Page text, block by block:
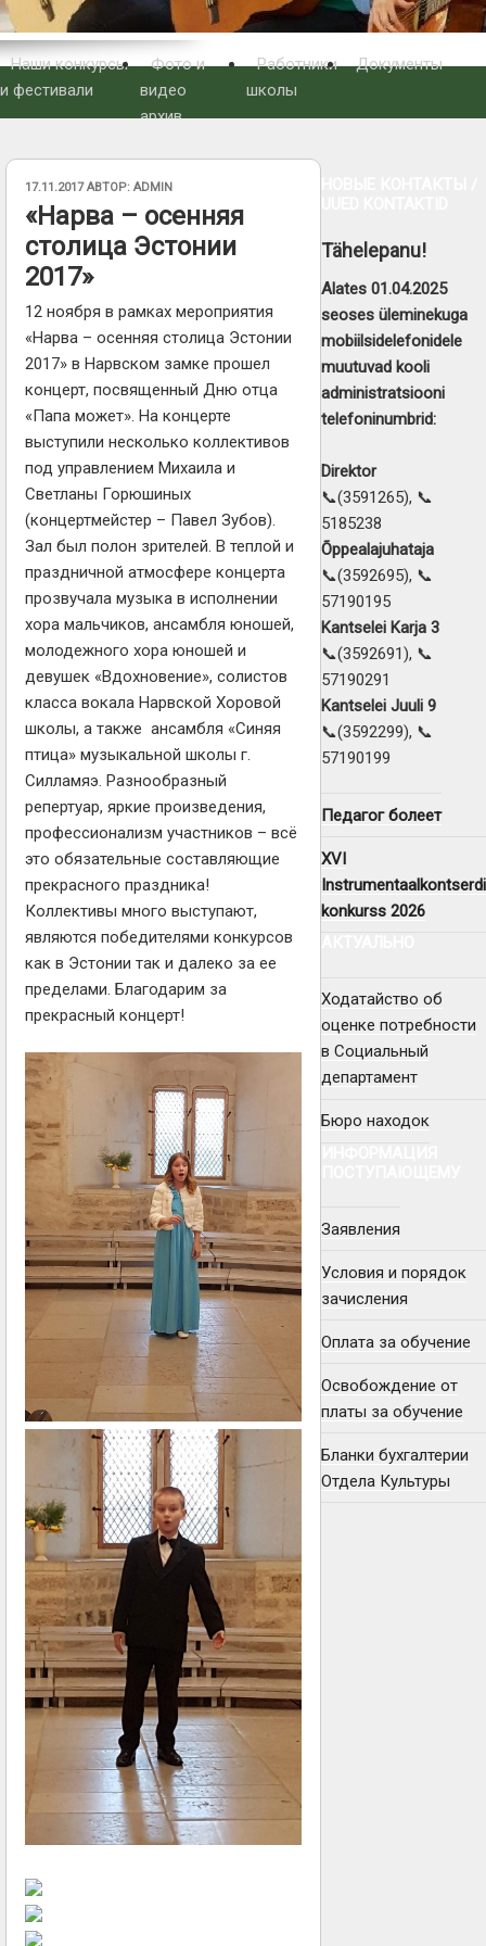
Наши конкурсы
и фестивали
Фото и
видео
архив
Работники
школы
Документы
ОПУБЛИКОВАНО
17.11.2017АВТОР:ADMIN
«Нарва – осенняя
столица Эстонии
2017»
12 ноября в рамках мероприятия
«Нарва – осенняя столица Эстонии
2017» в Нарвском замке прошел
концерт, посвященный Дню отца
«Папа может». На концерте
выступили несколько коллективов
под управлением Михаила и
Светланы Горюшиных
(концертмейстер – Павел Зубов).
Зал был полон зрителей. В теплой и
праздничной атмосфере концерта
прозвучала музыка в исполнении
хора мальчиков, ансамбля юношей,
молодежного хора юношей и
девушек «Вдохновение», солистов
класса вокала Нарвской Хоровой
школы, а также ансамбля «Синяя
птица» музыкальной школы г.
Силламяэ. Разнообразный
репертуар, яркие произведения,
профессионализм участников – всё
это обязательные составляющие
прекрасного праздника!
Коллективы много выступают,
являются победителями конкурсов
как в Эстонии так и далеко за ее
пределами. Благодарим за
прекрасный концерт!
Tähelepanu!
Alates 01.04.2025
seoses üleminekuga
mobiilsidelefonidele
muutuvad kooli
administratsiooni
telefoninumbrid:
Direktor
📞(3591265), 📞
5185238
Õppealajuhataja
📞(3592695), 📞
57190195
Kantselei Karja 3
📞(3592691), 📞
57190291
Kantselei Juuli 9
📞(3592299), 📞
57190199
Педагог болеет
XVI
Instrumentaalkontserdi
konkurss 2026
Ходатайство об
оценке потребности
в Социальный
департамент
Бюро находок
Заявления
Условия и порядок
зачисления
Оплата за обучение
Освобождение от
платы за обучение
Бланки бухгалтерии
Отдела Культуры